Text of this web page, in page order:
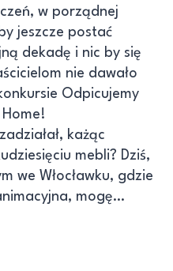
w porządnej
jeszcze postać
dekadę i nic by się
nie dawało
Odpicujemy
każąc
mebli? Dziś,
we Włocławku, gdzie
mogę…